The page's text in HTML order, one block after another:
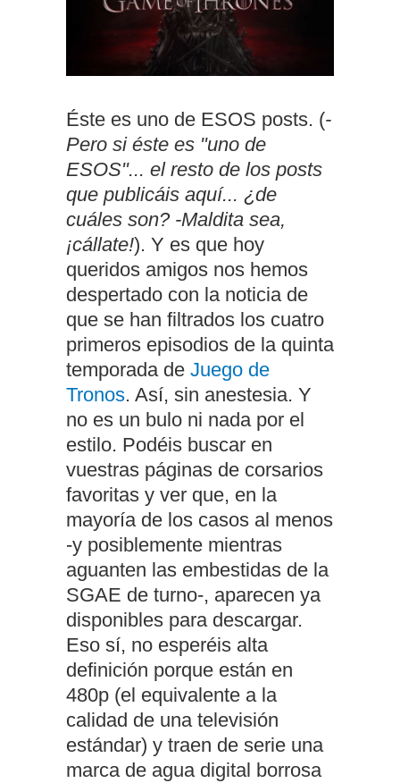
Éste es uno de ESOS posts. (-
Pero si éste es "uno de
ESOS"... el resto de los posts
que publicáis aquí... ¿de
cuáles son? -Maldita sea,
¡cállate!). Y es que hoy
queridos amigos nos hemos
despertado con la noticia de
que se han filtrados los cuatro
primeros episodios de la quinta
temporada de Juego de
Tronos. Así, sin anestesia. Y
no es un bulo ni nada por el
estilo. Podéis buscar en
vuestras páginas de corsarios
favoritas y ver que, en la
mayoría de los casos al menos
-y posiblemente mientras
aguanten las embestidas de la
SGAE de turno-, aparecen ya
disponibles para descargar.
Eso sí, no esperéis alta
definición porque están en
480p (el equivalente a la
calidad de una televisión
estándar) y traen de serie una
marca de agua digital borrosa